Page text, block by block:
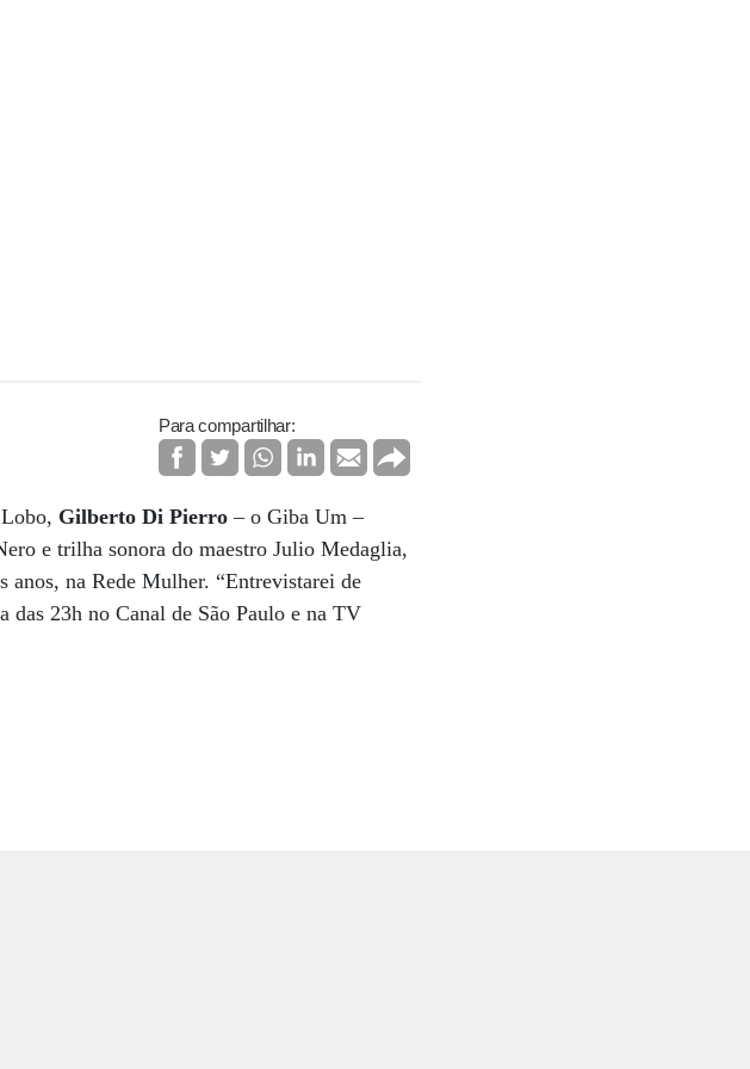
Para compartilhar:
Gilberto Di Pierro – o Giba Um –
e trilha sonora do maestro Julio Medaglia,
anos, na Rede Mulher. “Entrevistarei de
23h no Canal de São Paulo e na TV